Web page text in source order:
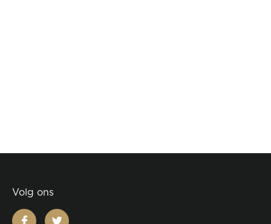
Volg ons
facebooktwitter